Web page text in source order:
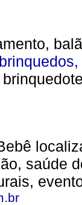
brinquedos,
saúde